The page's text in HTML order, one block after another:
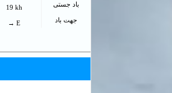
باد جستی
جهت باد
19 kh
→ E